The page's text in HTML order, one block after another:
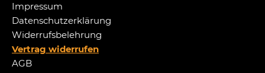
Impressum
Datenschutzerklärung
Widerrufsbelehrung
Vertrag widerrufen
AGB